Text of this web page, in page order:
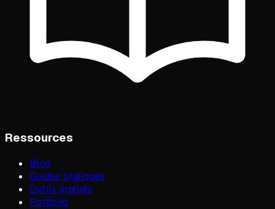
Ressources
Blog
Guides pratiques
Outils gratuits
Portfolio